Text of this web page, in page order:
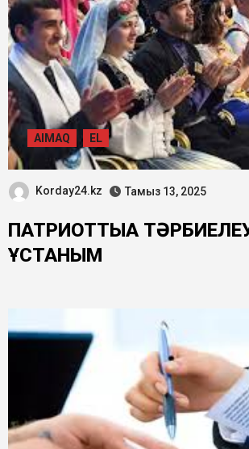
AIMAQ EL
Korday24.kz Тамыз 13, 2025
ПАТРИОТТЫҚҚА
ҰСТАНЫМ